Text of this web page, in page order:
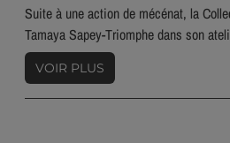
Suite à une action de mécénat, la
Tamaya Sapey-Triomphe dans son
VOIR PLUS